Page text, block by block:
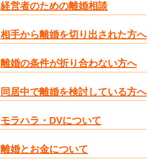
経営者のための離婚相談
相手から離婚を切り出された方へ
離婚の条件が折り合わない方へ
同居中で離婚を検討している方へ
モラハラ・DVについて
離婚とお金について